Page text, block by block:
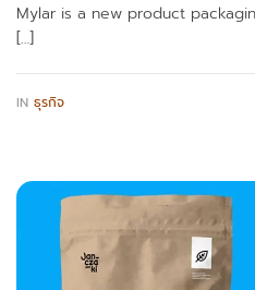
Mylar is a new product
[…]
IN ธุรกิจ